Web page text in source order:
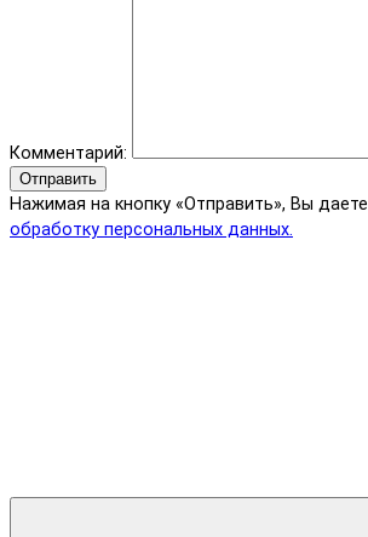
Комментарий:
Отправить
Нажимая на кнопку «Отправить», Вы даете
обработку персональных данных.